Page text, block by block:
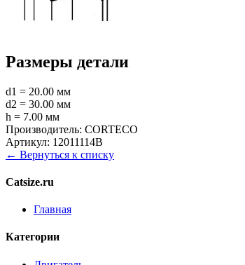
Размеры детали
d1 = 20.00 мм
d2 = 30.00 мм
h = 7.00 мм
Производитель: CORTECO
Артикул: 12011114B
← Вернуться к списку
Catsize.ru
Главная
Категории